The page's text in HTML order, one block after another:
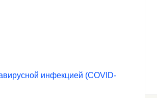
инфекцией (COVID-